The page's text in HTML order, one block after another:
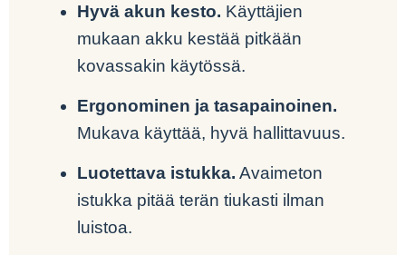
Hyvä akun kesto. Käyttäjien
mukaan akku kestää pitkään
kovassakin käytössä.
Ergonominen ja tasapainoinen.
Mukava käyttää, hyvä hallittavuus.
Luotettava istukka. Avaimeton
istukka pitää terän tiukasti ilman
luistoa.